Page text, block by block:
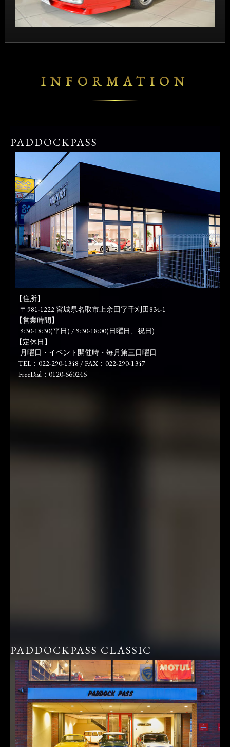
INFORMATION
PADDOCKPASS
【住所】
〒981-1222 宮城県名取市上余田字千刈田834-1
【営業時間】
9:30-18:30(平日) / 9:30-18:00(日曜日、祝日)
【定休日】
月曜日・イベント開催時・毎月第三日曜日
TEL：022-290-1348 / FAX：022-290-1347
FreeDial：0120-660246
PADDOCKPASS CLASSIC